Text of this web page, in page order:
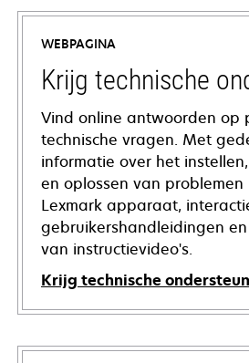
WEBPAGINA
Krijg technische
Vind online antwoorden op
technische vragen. Met
informatie over het
en oplossen van problemen
Lexmark apparaat,
gebruikershandleidingen
van instructievideo's.
Krijg technische
opens
in